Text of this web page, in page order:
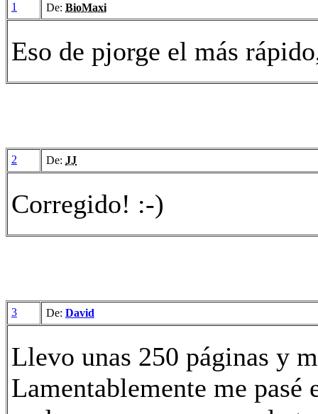
1 De: BioMaxi
Eso de pjorge el más
2 De: JJ
Corregido! :-)
3 De: David
Llevo unas 250 páginas y
Lamentablemente me